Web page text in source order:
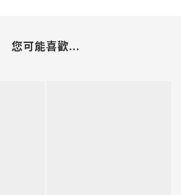
您可能喜歡...